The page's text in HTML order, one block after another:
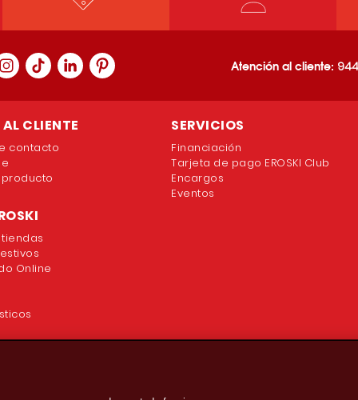
Atención al cliente:
CLIENTE
contacto
Online
SERVICIOS
Financiación
Tarjeta de pago EROSKI Club
Encargos
Eventos